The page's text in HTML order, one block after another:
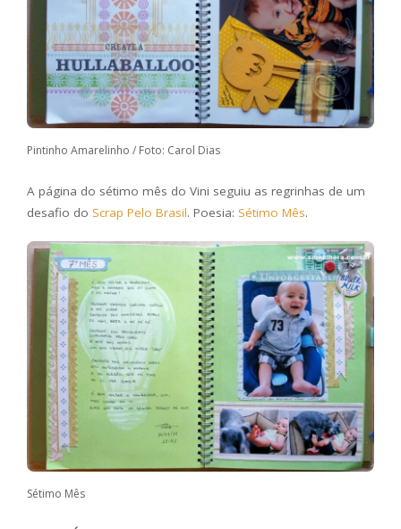
Pintinho Amarelinho / Foto: Carol Dias
A página do sétimo mês do Vini seguiu as regrinhas de um
desafio do Scrap Pelo Brasil. Poesia: Sétimo Mês.
Sétimo Mês